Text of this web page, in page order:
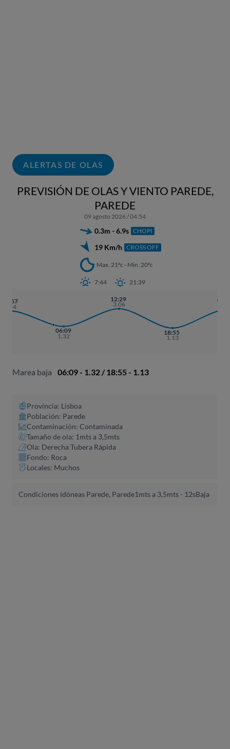
ALERTAS DE OLAS
PREVISIÓN DE OLAS Y VIENTO PAREDE,
PAREDE
09 agosto 2026 / 04:54
0.3m - 6.9s CHOPI
19 Km/h CROSS OFF
Max. 21ºc - Min. 20ºc
7:44 21:39
23:57
2.84
06:09
1.32
12:29
3.06
18:55
1.13
Marea baja 06:09 - 1.32 / 18:55 - 1.13
Provincia: Lisboa
Población: Parede
Contaminación: Contaminada
Tamaño de ola: 1mts a 3,5mts
Ola: Derecha Tubera Rápida
Fondo: Roca
Locales: Muchos
Condiciones idóneas Parede, Parede1mts a 3,5mts - 12sBaja